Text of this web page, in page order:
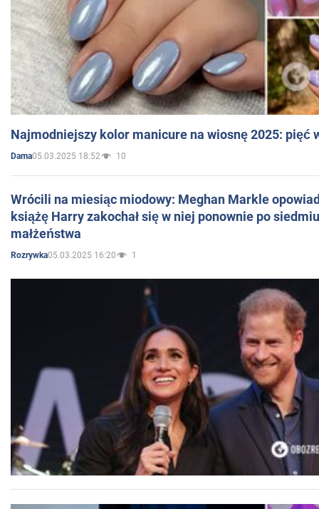
Najmodniejszy kolor manicure na wiosnę 2025: pięć
Dama05.03.2025 18:52 10
Wrócili na miesiąc miodowy: Meghan Markle
książę Harry zakochał się w niej ponownie po
małżeństwa
Rozrywka05.03.2025 16:20 1